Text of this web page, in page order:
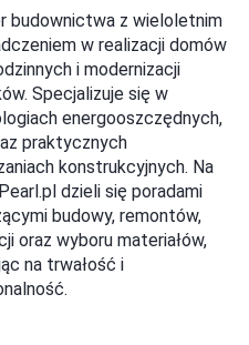
budownictwa z wieloletnim
w realizacji domów
i modernizacji
Specjalizuje się w
energooszczędnych,
praktycznych
konstrukcyjnych. Na
dzieli się poradami
budowy, remontów,
oraz wyboru materiałów,
na trwałość i